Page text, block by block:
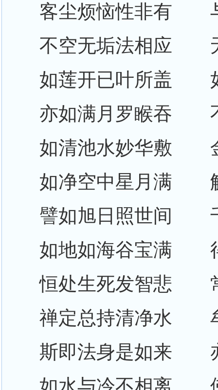
客尘烦恼性非有
不空无垢法相应
如莲开已叶所盖
亦如满月罗睺吞
如清池水妙华敷
如净空中星月满
譬如旭日照世间
如地如海谷宝满
恒处生死发智悲
禅定总持清净水
斯即法身是如来
如水与冷不相离